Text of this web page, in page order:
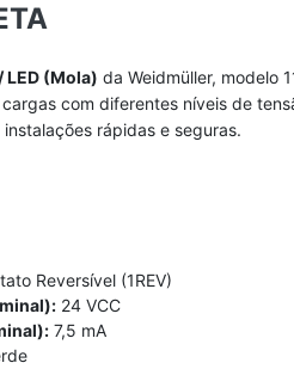
LED (Mola) da Weidmüller, modelo
com diferentes níveis de
rápidas e seguras.
Reversível (1REV)
24 VCC
7,5 mA